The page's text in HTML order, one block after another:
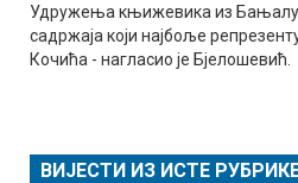
Удружења књижевика из
садржаја који најбоље
Кочића - нагласио је Бјелошевић.
ВИЈЕСТИ ИЗ ИСТЕ